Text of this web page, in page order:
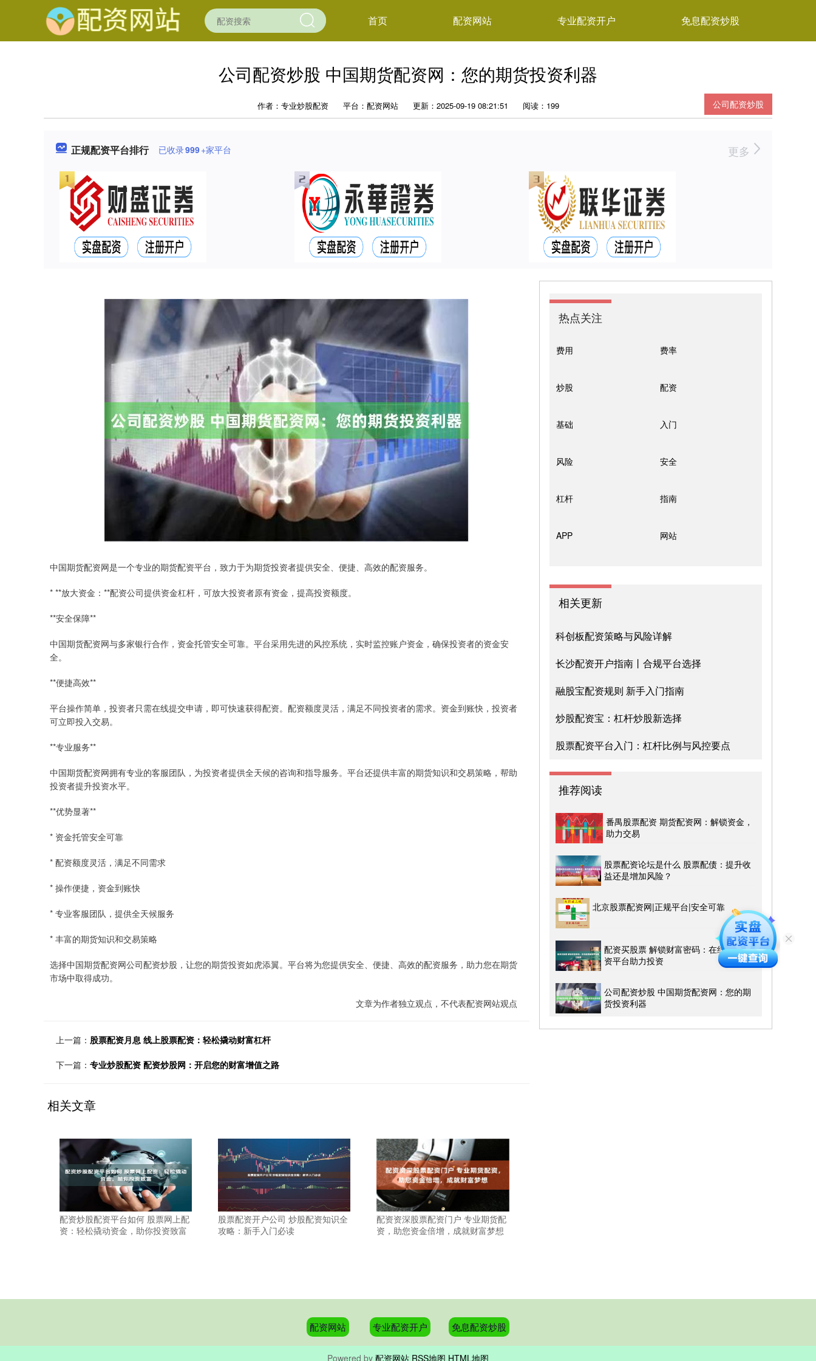
首页 配资网站 专业配资开户 免息配资炒股
公司配资炒股 中国期货配资网：您的期货投资利器
公司配资炒股
作者：专业炒股配资 平台：配资网站 更新：2025-09-19 08:21:51 阅读：199
正规配资平台排行 已收录999+家平台 更多
中国期货配资网是一个专业的期货配资平台，致力于为期货投资者提供安全、便捷、高效的配资服务。
* **放大资金：**配资公司提供资金杠杆，可放大投资者原有资金，提高投资额度。
**安全保障**
中国期货配资网与多家银行合作，资金托管安全可靠。平台采用先进的风控系统，实时监控账户资金，确保投资者的资金安
全。
**便捷高效**
平台操作简单，投资者只需在线提交申请，即可快速获得配资。配资额度灵活，满足不同投资者的需求。资金到账快，投资者
可立即投入交易。
**专业服务**
中国期货配资网拥有专业的客服团队，为投资者提供全天候的咨询和指导服务。平台还提供丰富的期货知识和交易策略，帮助
投资者提升投资水平。
**优势显著**
* 资金托管安全可靠
* 配资额度灵活，满足不同需求
* 操作便捷，资金到账快
* 专业客服团队，提供全天候服务
* 丰富的期货知识和交易策略
选择中国期货配资网公司配资炒股，让您的期货投资如虎添翼。平台将为您提供安全、便捷、高效的配资服务，助力您在期货
市场中取得成功。
文章为作者独立观点，不代表配资网站观点
上一篇： 股票配资月息 线上股票配资：轻松撬动财富杠杆
下一篇： 专业炒股配资 配资炒股网：开启您的财富增值之路
相关文章
配资炒股配资平台如何 股票网上配
资：轻松撬动资金，助你投资致富
股票配资开户公司 炒股配资知识全
攻略：新手入门必读
配资资深股票配资门户 专业期货配
资，助您资金倍增，成就财富梦想
热点关注
费用 费率
炒股 配资
基础 入门
风险 安全
杠杆 指南
APP 网站
相关更新
科创板配资策略与风险详解
长沙配资开户指南丨合规平台选择
融股宝配资规则 新手入门指南
炒股配资宝：杠杆炒股新选择
股票配资平台入门：杠杆比例与风控要点
推荐阅读
番禺股票配资 期货配资网：解锁资金，
助力交易
股票配资论坛是什么 股票配债：提升收
益还是增加风险？
北京股票配资网|正规平台|安全可靠
配资买股票 解锁财富密码：在线股票配
资平台助力投资
公司配资炒股 中国期货配资网：您的期
货投资利器
配资网站 专业配资开户 免息配资炒股
Powered by 配资网站 RSS地图 HTML地图